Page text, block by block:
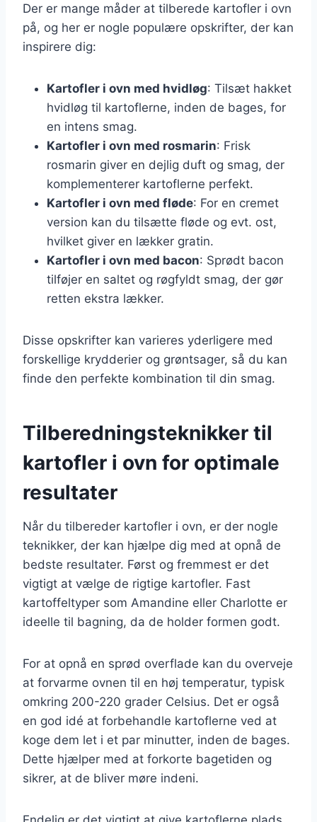
Der er mange måder at tilberede kartofler i ovn
på, og her er nogle populære opskrifter, der kan
inspirere dig:
Kartofler i ovn med hvidløg: Tilsæt hakket
hvidløg til kartoflerne, inden de bages, for
en intens smag.
Kartofler i ovn med rosmarin: Frisk
rosmarin giver en dejlig duft og smag, der
komplementerer kartoflerne perfekt.
Kartofler i ovn med fløde: For en cremet
version kan du tilsætte fløde og evt. ost,
hvilket giver en lækker gratin.
Kartofler i ovn med bacon: Sprødt bacon
tilføjer en saltet og røgfyldt smag, der gør
retten ekstra lækker.
Disse opskrifter kan varieres yderligere med
forskellige krydderier og grøntsager, så du kan
finde den perfekte kombination til din smag.
Tilberedningsteknikker til
kartofler i ovn for optimale
resultater
Når du tilbereder kartofler i ovn, er der nogle
teknikker, der kan hjælpe dig med at opnå de
bedste resultater. Først og fremmest er det
vigtigt at vælge de rigtige kartofler. Fast
kartoffeltyper som Amandine eller Charlotte er
ideelle til bagning, da de holder formen godt.
For at opnå en sprød overflade kan du overveje
at forvarme ovnen til en høj temperatur, typisk
omkring 200-220 grader Celsius. Det er også
en god idé at forbehandle kartoflerne ved at
koge dem let i et par minutter, inden de bages.
Dette hjælper med at forkorte bagetiden og
sikrer, at de bliver møre indeni.